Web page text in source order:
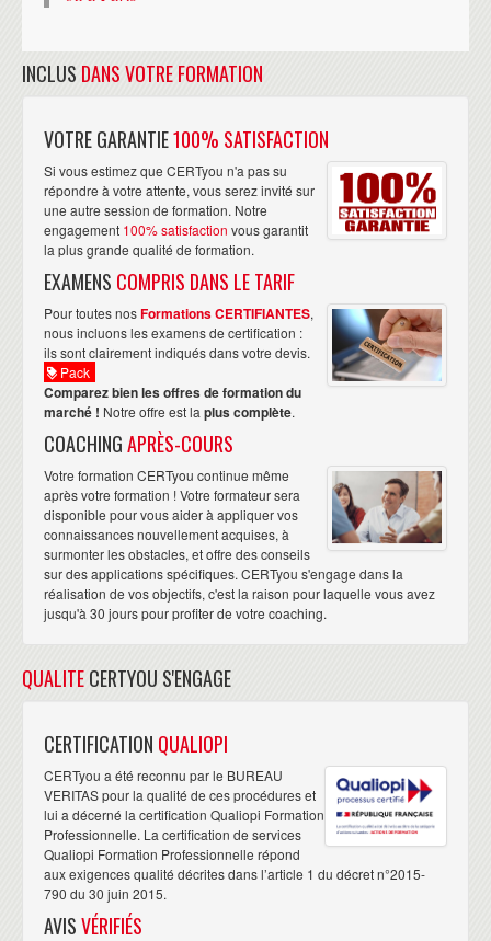
INCLUS DANS VOTRE FORMATION
VOTRE GARANTIE100% SATISFACTION
Si vous estimez que CERTyou n'a pas su
répondre à votre attente, vous serez invité sur
une autre session de formation. Notre
engagement 100% satisfaction vous garantit
la plus grande qualité de formation.
EXAMENS COMPRIS DANS LE TARIF
Pour toutes nosFormations CERTIFIANTES,
nous incluons les examens de certification :
ils sont clairement indiqués dans votre devis.
Pack
Comparez bien les offres de formation du
marché ! Notre offre est la plus complète.
COACHINGAPRÈS-COURS
Votre formation CERTyou continue même
après votre formation ! Votre formateur sera
disponible pour vous aider à appliquer vos
connaissances nouvellement acquises, à
surmonter les obstacles, et offre des conseils
sur des applications spécifiques. CERTyou s'engage dans la
réalisation de vos objectifs, c'est la raison pour laquelle vous avez
jusqu'à 30 jours pour profiter de votre coaching.
QUALITECERTYOU S'ENGAGE
CERTIFICATION QUALIOPI
CERTyou a été reconnu par le BUREAU
VERITAS pour la qualité de ces procédures et
lui a décerné la certification Qualiopi Formation
Professionnelle. La certification de services
Qualiopi Formation Professionnelle répond
aux exigences qualité décrites dans l’article 1 du décret n°2015-
790 du 30 juin 2015.
AVISVÉRIFIÉS